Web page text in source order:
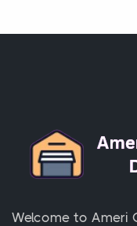
Welcome to Ameri